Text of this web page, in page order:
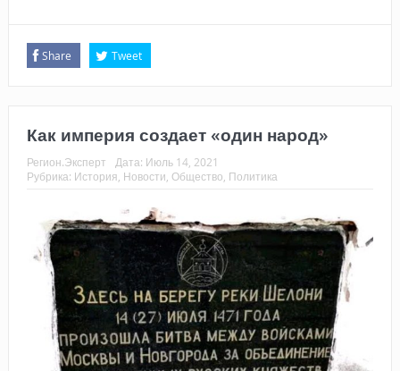
Share Tweet
Как империя создает «один народ»
Регион.Эксперт Дата: Июль 14, 2021
Рубрика: История, Новости, Общество, Политика